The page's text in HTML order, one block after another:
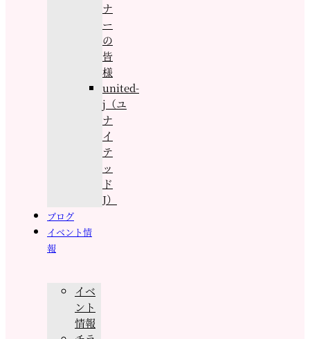
ナ
ー
の
皆
様
united-
j（ユ
ナ
イ
テ
ッ
ド
J）
ブログ
イベント情
報
イベ
ント
情報